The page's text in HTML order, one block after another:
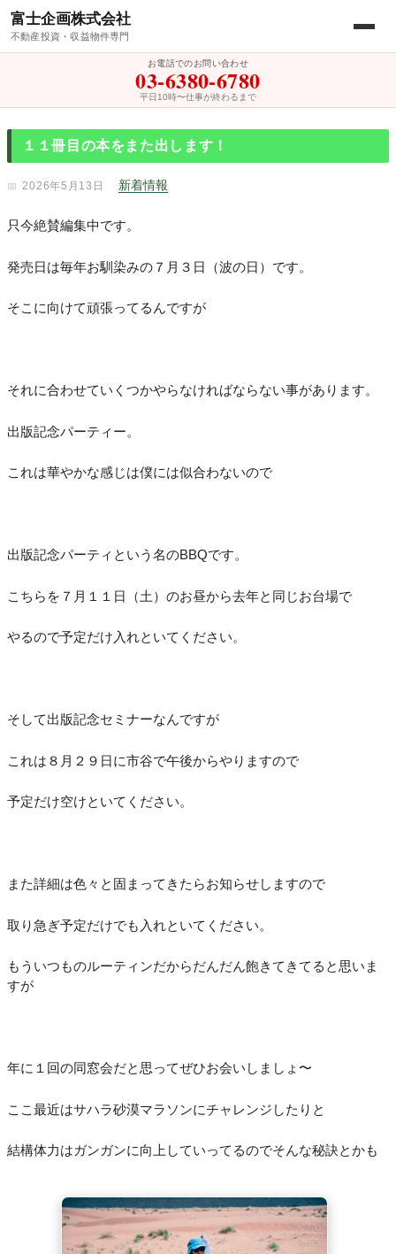
富士企画株式会社
不動産投資・収益物件専門
お電話でのお問い合わせ
03-6380-6780
平日10時〜仕事が終わるまで
１１冊目の本をまた出します！
2026年5月13日 新着情報
只今絶賛編集中です。
発売日は毎年お馴染みの７月３日（波の日）です。
そこに向けて頑張ってるんですが
それに合わせていくつかやらなければならない事があります。
出版記念パーティー。
これは華やかな感じは僕には似合わないので
出版記念パーティという名のBBQです。
こちらを７月１１日（土）のお昼から去年と同じお台場で
やるので予定だけ入れといてください。
そして出版記念セミナーなんですが
これは８月２９日に市谷で午後からやりますので
予定だけ空けといてください。
また詳細は色々と固まってきたらお知らせしますので
取り急ぎ予定だけでも入れといてください。
もういつものルーティンだからだんだん飽きてきてると思いま
すが
年に１回の同窓会だと思ってぜひお会いしましょ〜
ここ最近はサハラ砂漠マラソンにチャレンジしたりと
結構体力はガンガンに向上していってるのでそんな秘訣とかも